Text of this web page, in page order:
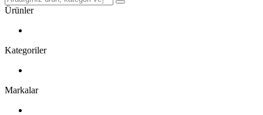
Ürünler
Kategoriler
Markalar